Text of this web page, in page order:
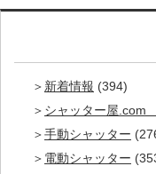
新着情報 (394)
シャッター屋.com
手動シャッター
電動シャッター